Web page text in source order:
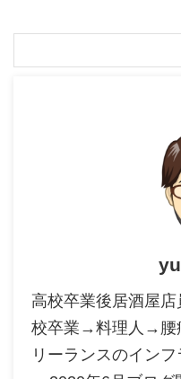
高校卒業後居酒屋
校卒業→料理人→腰
リーランスのイン